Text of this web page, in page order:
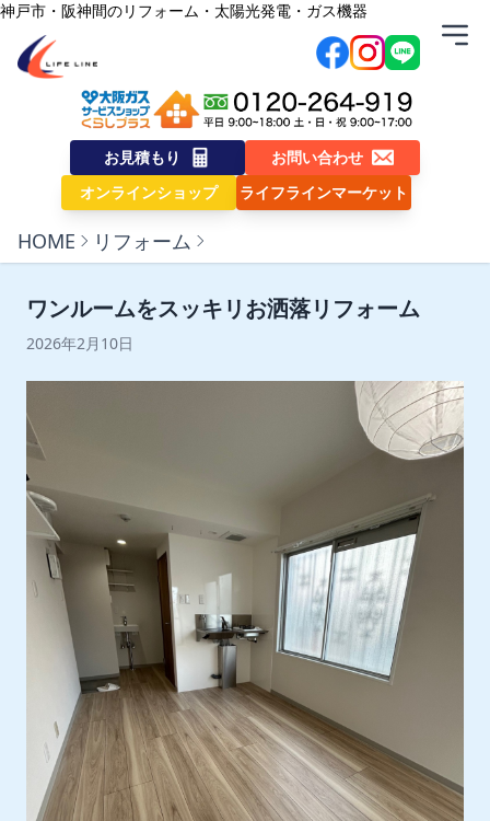
内容をスキップ
神戸市・阪神間のリフォーム・太陽光発電・ガス機器
株式会社ライフライン
お見積もり
お問い合わせ
オンラインショップ
ライフラインマーケット
HOME リフォーム
ワンルームをスッキリお洒落リフォーム
2026年2月10日